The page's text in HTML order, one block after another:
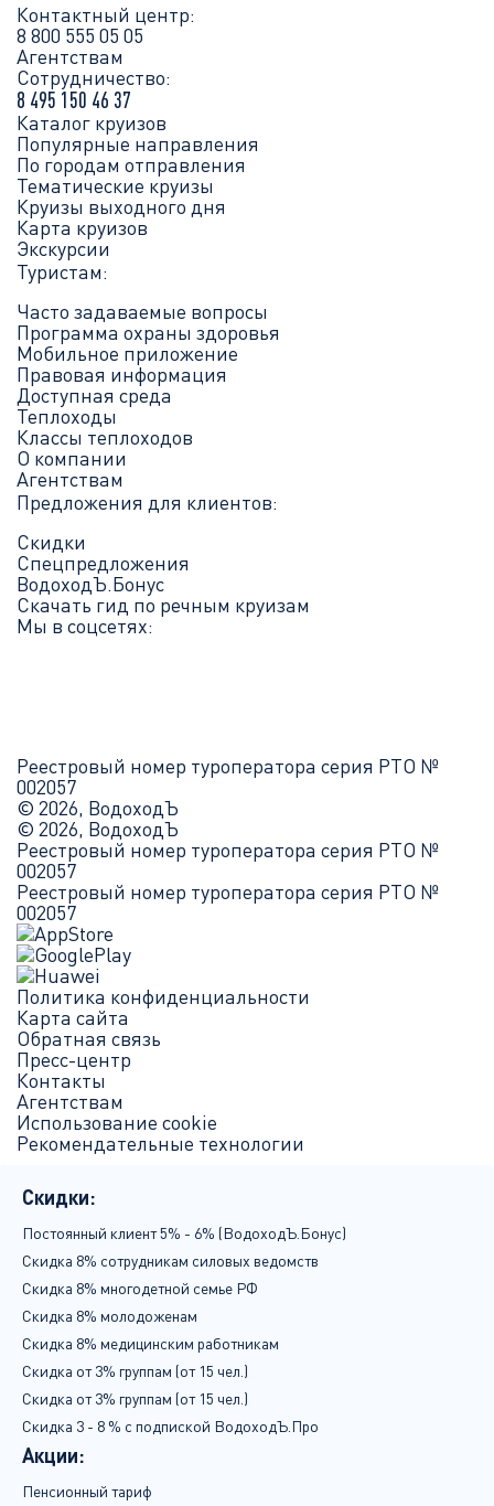
Скидки:
Постоянный клиент 5% - 6% (ВодоходЪ.Бонус)
Скидка 8% сотрудникам силовых ведомств
Скидка 8% многодетной семье РФ
Скидка 8% молодоженам
Скидка 8% медицинским работникам
Скидка от 3% группам (от 15 чел.)
Скидка от 3% группам (от 15 чел.)
Скидка 3 - 8 % с подпиской ВодоходЪ.Про
акции:
Пенсионный тариф
Контактный центр:
8 800 555 05 05
Агентствам
Сотрудничество:
8 495 150 46 37
Каталог круизов
Популярные направления
По городам отправления
Тематические круизы
Круизы выходного дня
Карта круизов
Экскурсии
Туристам:
Часто задаваемые вопросы
Программа охраны здоровья
Мобильное приложение
Правовая информация
Доступная среда
Теплоходы
Классы теплоходов
О компании
Агентствам
Предложения для клиентов:
Скидки
Спецпредложения
ВодоходЪ.Бонус
Скачать гид по речным круизам
Мы в соцсетях:
Реестровый номер туроператора серия РТО №
002057
© 2026, ВодоходЪ
© 2026, ВодоходЪ
Реестровый номер туроператора серия РТО №
002057
Реестровый номер туроператора серия РТО №
002057
Политика конфиденциальности
Карта сайта
Обратная связь
Пресс-центр
Контакты
Агентствам
Использование cookie
Рекомендательные технологии